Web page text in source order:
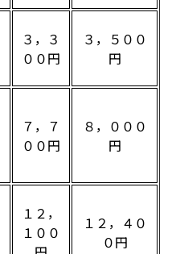
３，３
００円
３，５００
円
７，７
００円
８，０００
円
１２，
１００
１２，４０
０円